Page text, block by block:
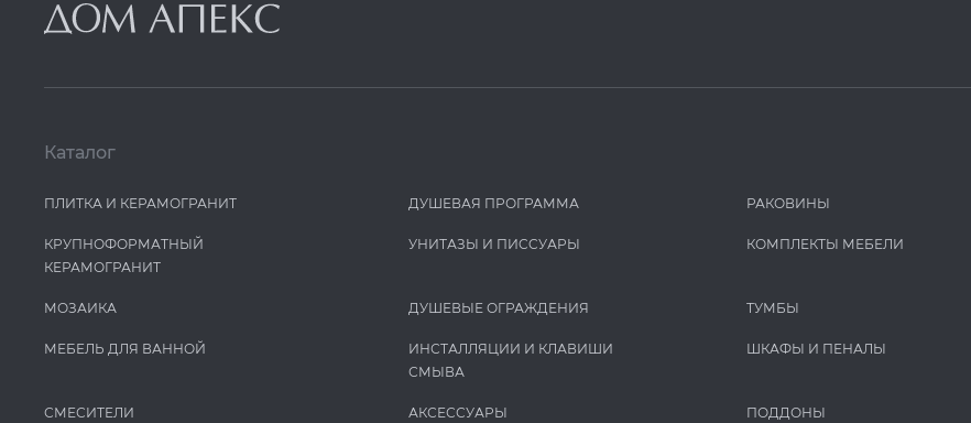
Каталог
ПЛИТКА И КЕРАМОГРАНИТ
КРУПНОФОРМАТНЫЙ
КЕРАМОГРАНИТ
МОЗАИКА
МЕБЕЛЬ ДЛЯ ВАННОЙ
СМЕСИТЕЛИ
ДУШЕВАЯ ПРОГРАММА
УНИТАЗЫ И ПИCCУАРЫ
ДУШЕВЫЕ ОГРАЖДЕНИЯ
ИНСТАЛЛЯЦИИ И КЛАВИШИ
СМЫВА
АКСЕССУАРЫ
РАКОВИНЫ
КОМПЛЕКТЫ МЕБЕЛИ
ТУМБЫ
ШКАФЫ И ПЕНАЛЫ
ПОДДОНЫ